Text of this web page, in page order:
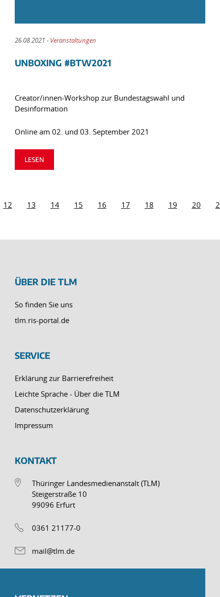
26.08.2021 - Veranstaltungen
UNBOXING #BTW2021
Creator/innen-Workshop zur Bundestagswahl und
Desinformation
Online am 02. und 03. September 2021
LESEN
12 13 14 15 16 17 18 19 20
ÜBER DIE TLM
So finden Sie uns
tlm.ris-portal.de
SERVICE
Erklärung zur Barrierefreiheit
Leichte Sprache - Über die TLM
Datenschutzerklärung
Impressum
KONTAKT
Thüringer Landesmedienanstalt (TLM)
Steigerstraße 10
99096 Erfurt
0361 21177-0
mail@tlm.de